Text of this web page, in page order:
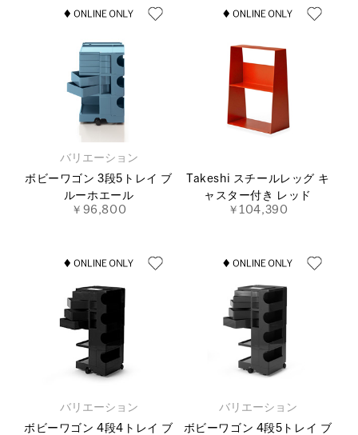
バリエーション
ボビーワゴン 3段5トレイ ブ
ルーホエール
￥96,800
Takeshi スチールレッグ キ
ャスター付き レッド
￥104,390
バリエーション
ボビーワゴン 4段4トレイ ブ
バリエーション
ボビーワゴン 4段5トレイ ブ